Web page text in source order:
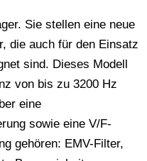
Sie stellen eine neue
die auch für den Einsatz
sind. Dieses Modell
von bis zu 3200 Hz
eine
sowie eine V/F-
gehören: EMV-Filter,